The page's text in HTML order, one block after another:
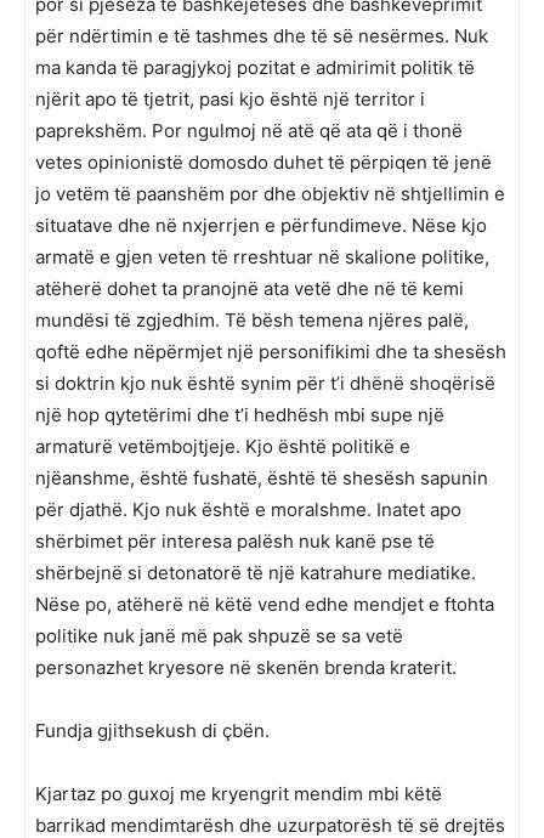
për ndërtimin e të tashmes dhe të së nesërmes. Nuk
ma kanda të paragjykoj pozitat e admirimit politik të
njërit apo të tjetrit, pasi kjo është një territor i
paprekshëm. Por ngulmoj në atë që ata që i thonë
vetes opinionistë domosdo duhet të përpiqen të jenë
jo vetëm të paanshëm por dhe objektiv në shtjellimin e
situatave dhe në nxjerrjen e përfundimeve. Nëse kjo
armatë e gjen veten të rreshtuar në skalione politike,
atëherë dohet ta pranojnë ata vetë dhe në të kemi
mundësi të zgjedhim. Të bësh temena njëres palë,
qoftë edhe nëpërmjet një personifikimi dhe ta shesësh
si doktrin kjo nuk është synim për t’i dhënë shoqërisë
një hop qytetërimi dhe t’i hedhësh mbi supe një
armaturë vetëmbojtjeje. Kjo është politikë e
njëanshme, është fushatë, është të shesësh sapunin
për djathë. Kjo nuk është e moralshme. Inatet apo
shërbimet për interesa palësh nuk kanë pse të
shërbejnë si detonatorë të një katrahure mediatike.
Nëse po, atëherë në këtë vend edhe mendjet e ftohta
politike nuk janë më pak shpuzë se sa vetë
personazhet kryesore në skenën brenda kraterit.
Fundja gjithsekush di çbën.
Kjartaz po guxoj me kryengrit mendim mbi këtë
barrikad mendimtarësh dhe uzurpatorësh të së drejtës